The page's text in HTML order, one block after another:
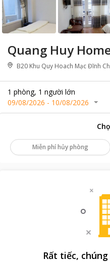
Quang Huy
B20 Khu Quy Hoach Mạc Đĩnh
1 phòng, 1 người lớn
09/08/2026 - 10/08/2026
Miễn phí hủy phòng
Rất tiếc,